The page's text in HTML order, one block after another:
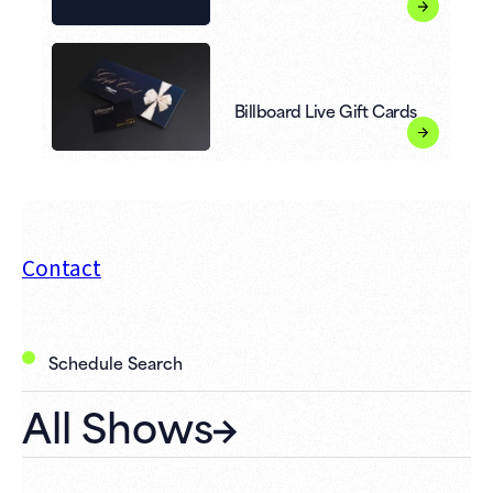
Billboard Live Gift Cards
Contact
Schedule Search
All Shows